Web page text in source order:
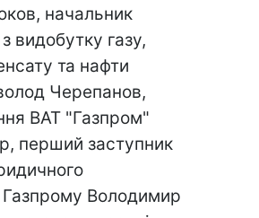
начальник
видобутку газу,
та нафти
Черепанов,
ВАТ "Газпром"
перший заступник
Володимир